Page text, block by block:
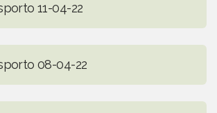
11-04-22
08-04-22